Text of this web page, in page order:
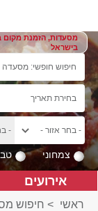
מסעדות, הזמנת מקום
בישראל
צמחוני
אירועים
ראשי > חיפוש